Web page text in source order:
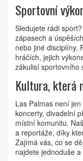
Sportovní
Sledujete rádi
zápasech a
nebo jiné disciplíny.
hráčích, jejich
zákulisí sportovního
Kultura, která
Las Palmas není
koncerty, divadelní
místní komunitu.
a reportáže, díky
Zajímá vás, co se
najdete jednoduše a